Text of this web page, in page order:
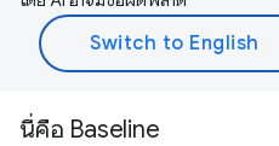
นี่คือ Baseline